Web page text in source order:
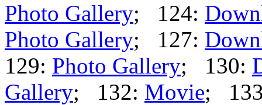
Photo Gallery; 124:
Photo Gallery; 127:
129: Photo Gallery; 130:
Gallery; 132: Movie;